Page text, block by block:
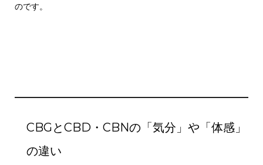
のです。
CBGとCBD・CBNの「気分」や「体感」
の違い